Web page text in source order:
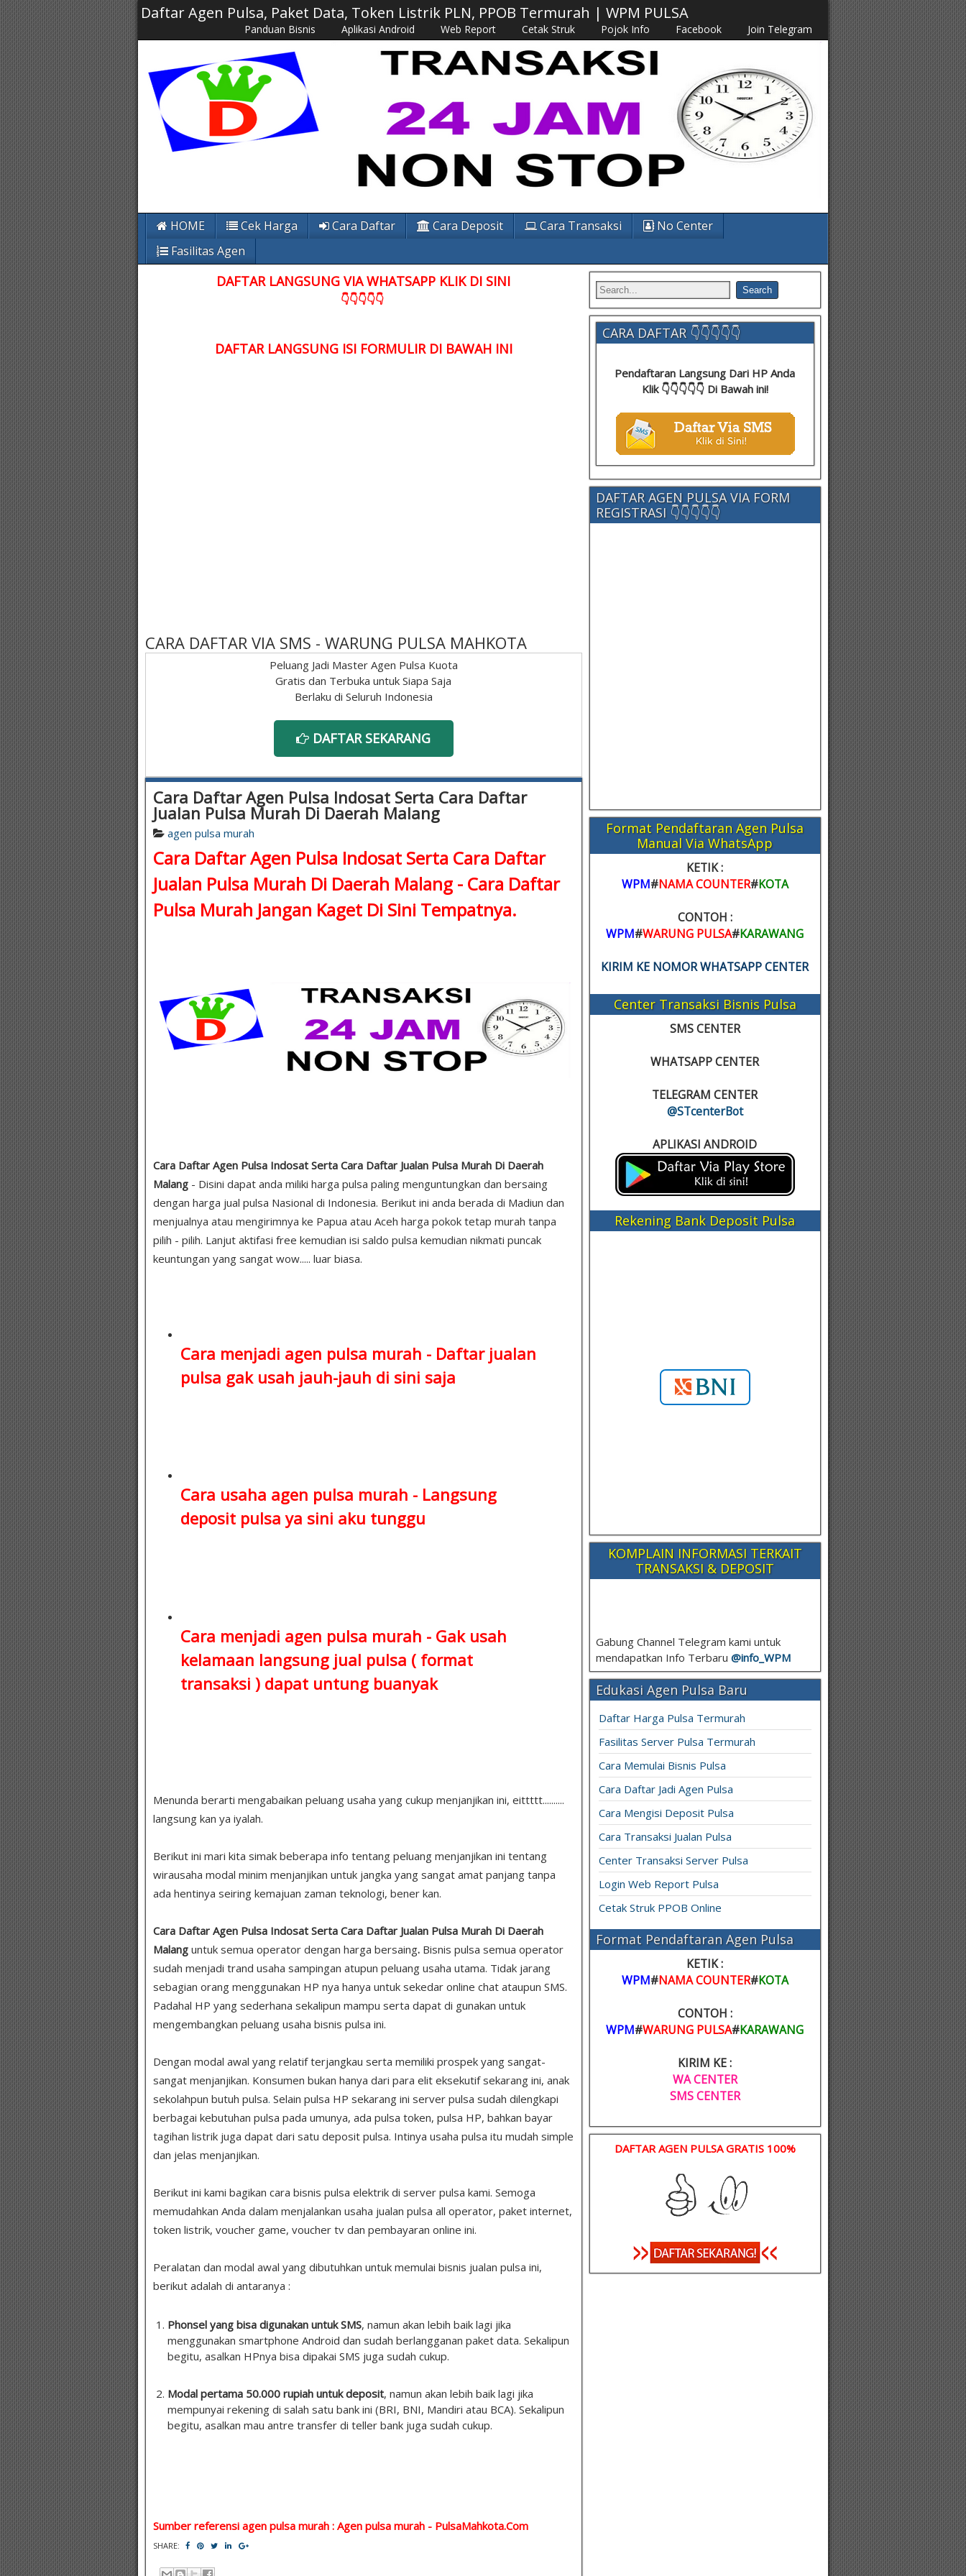
Daftar Agen Pulsa, Paket Data, Token Listrik PLN, PPOB Termurah | WPM PULSA
Panduan Bisnis Aplikasi Android Web Report Cetak Struk Pojok Info Facebook Join Telegram
HOME Cek Harga Cara Daftar Cara Deposit Cara Transaksi
No Center
Fasilitas Agen
DAFTAR LANGSUNG VIA WHATSAPP KLIK DI SINI
👇👇👇👇👇
DAFTAR LANGSUNG ISI FORMULIR DI BAWAH INI
CARA DAFTAR VIA SMS - WARUNG PULSA MAHKOTA
Peluang Jadi Master Agen Pulsa Kuota
Gratis dan Terbuka untuk Siapa Saja
Berlaku di Seluruh Indonesia
DAFTAR SEKARANG
Cara Daftar Agen Pulsa Indosat Serta Cara Daftar
Jualan Pulsa Murah Di Daerah Malang
agen pulsa murah
Cara Daftar Agen Pulsa Indosat Serta Cara Daftar
Jualan Pulsa Murah Di Daerah Malang - Cara Daftar
Pulsa Murah Jangan Kaget Di Sini Tempatnya.
Cara Daftar Agen Pulsa Indosat Serta Cara Daftar Jualan Pulsa Murah Di Daerah
Malang - Disini dapat anda miliki harga pulsa paling menguntungkan dan bersaing
dengan harga jual pulsa Nasional di Indonesia. Berikut ini anda berada di Madiun dan
menjualnya atau mengirimnya ke Papua atau Aceh harga pokok tetap murah tanpa
pilih - pilih. Lanjut aktifasi free kemudian isi saldo pulsa kemudian nikmati puncak
keuntungan yang sangat wow..... luar biasa.
Cara menjadi agen pulsa murah - Daftar jualan
pulsa gak usah jauh-jauh di sini saja
Cara usaha agen pulsa murah - Langsung
deposit pulsa ya sini aku tunggu
Cara menjadi agen pulsa murah - Gak usah
kelamaan langsung jual pulsa ( format
transaksi )dapat untung buanyak
Menunda berarti mengabaikan peluang usaha yang cukup menjanjikan ini, eittttt..........
langsung kan ya iyalah.
Berikut ini mari kita simak beberapa info tentang peluang menjanjikan ini tentang
wirausaha modal minim menjanjikan untuk jangka yang sangat amat panjang tanpa
ada hentinya seiring kemajuan zaman teknologi, bener kan.
Cara Daftar Agen Pulsa Indosat Serta Cara Daftar Jualan Pulsa Murah Di Daerah
Malang untuk semua operator dengan harga bersaing. Bisnis pulsa semua operator
sudah menjadi trand usaha sampingan atupun peluang usaha utama. Tidak jarang
sebagian orang menggunakan HP nya hanya untuk sekedar online chat ataupun SMS.
Padahal HP yang sederhana sekalipun mampu serta dapat di gunakan untuk
mengembangkan peluang usaha bisnis pulsa ini.
Dengan modal awal yang relatif terjangkau serta memiliki prospek yang sangat-
sangat menjanjikan. Konsumen bukan hanya dari para elit eksekutif sekarang ini, anak
sekolahpun butuh pulsa. Selain pulsa HP sekarang ini server pulsa sudah dilengkapi
berbagai kebutuhan pulsa pada umunya, ada pulsa token, pulsa HP, bahkan bayar
tagihan listrik juga dapat dari satu deposit pulsa. Intinya usaha pulsa itu mudah simple
dan jelas menjanjikan.
Berikut ini kami bagikan cara bisnis pulsa elektrik di server pulsa kami. Semoga
memudahkan Anda dalam menjalankan usaha jualan pulsa all operator, paket internet,
token listrik, voucher game, voucher tv dan pembayaran online ini.
Peralatan dan modal awal yang dibutuhkan untuk memulai bisnis jualan pulsa ini,
berikut adalah di antaranya :
Phonsel yang bisa digunakan untuk SMS, namun akan lebih baik lagi jika
menggunakan smartphone Android dan sudah berlangganan paket data. Sekalipun
begitu, asalkan HPnya bisa dipakai SMS juga sudah cukup.
Modal pertama 50.000 rupiah untuk deposit, namun akan lebih baik lagi jika
mempunyai rekening di salah satu bank ini (BRI, BNI, Mandiri atau BCA). Sekalipun
begitu, asalkan mau antre transfer di teller bank juga sudah cukup.
Sumber referensi agen pulsa murah : Agen pulsa murah - PulsaMahkota.Com
SHARE:
CARA DAFTAR 👇👇👇👇👇
Pendaftaran Langsung Dari HP Anda
Klik 👇👇👇👇👇 Di Bawah ini!
DAFTAR AGEN PULSA VIA FORM
REGISTRASI 👇👇👇👇👇
Format Pendaftaran Agen Pulsa
Manual Via WhatsApp
KETIK :
WPM#NAMA COUNTER#KOTA
CONTOH :
WPM#WARUNG PULSA#KARAWANG
KIRIM KE NOMOR WHATSAPP CENTER
Center Transaksi Bisnis Pulsa
SMS CENTER
WHATSAPP CENTER
TELEGRAM CENTER
@STcenterBot
APLIKASI ANDROID
Rekening Bank Deposit Pulsa
KOMPLAIN INFORMASI TERKAIT
TRANSAKSI & DEPOSIT
Gabung Channel Telegram kami untuk
mendapatkan Info Terbaru @info_ WPM
Edukasi Agen Pulsa Baru
Daftar Harga Pulsa Termurah
Fasilitas Server Pulsa Termurah
Cara Memulai Bisnis Pulsa
Cara Daftar Jadi Agen Pulsa
Cara Mengisi Deposit Pulsa
Cara Transaksi Jualan Pulsa
Center Transaksi Server Pulsa
Login Web Report Pulsa
Cetak Struk PPOB Online
Format Pendaftaran Agen Pulsa
KETIK :
WPM#NAMA COUNTER#KOTA
CONTOH :
WPM#WARUNG PULSA#KARAWANG
KIRIM KE :
WA CENTER
SMS CENTER
DAFTAR AGEN PULSA GRATIS 100%